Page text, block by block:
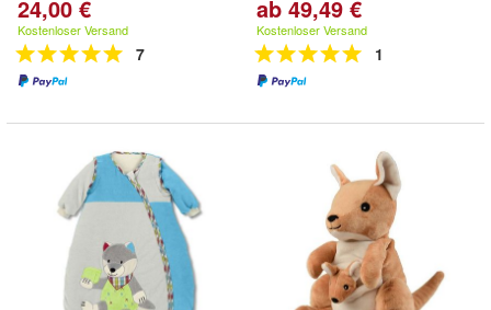
24,00 €
Kostenloser Versand
7
ab 49,49 €
Kostenloser Versand
1